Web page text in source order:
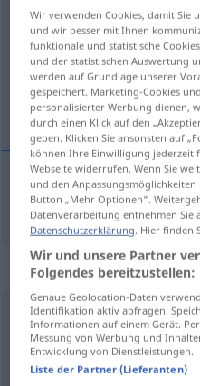
eliminieren [elimiˈniːrən]v/t
Übersicht aller
(Für mehr Details die
eliminar
eliminar eliminieren
Synonyme
ausschalten,terminieren,
loswerden (ugs.),
Wir verwenden Cookies, damit Sie
und wir besser mit Ihnen
funktionale und statistische
und der statistischen Auswertung
werden auf Grundlage unserer
gespeichert. Marketing-Cookies
personalisierter Werbung dienen,
durch einen Klick auf den
geben. Klicken Sie ansonsten auf
können Ihre Einwilligung jederzeit
Webseite widerrufen. Wenn Sie
und den
Button „Mehr Optionen“.
Datenverarbeitung entnehmen Sie
Datenschutzerklärung. Hier finden
Wir und unsere Partner
Folgendes bereitzustellen:
Genaue Geolocation-Daten
Identifikation aktiv abfragen.
Informationen auf einem Gerät.
Messung von Werbung und
Entwicklung von Dienstleistungen.
Liste der Partner (Lieferanten)